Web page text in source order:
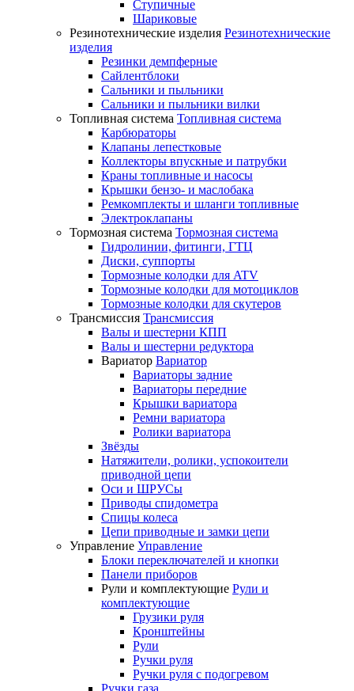
Ступичные
Шариковые
Резинотехнические изделия Резинотехнические
изделия
Резинки демпферные
Сайлентблоки
Сальники и пыльники
Сальники и пыльники вилки
Топливная система Топливная система
Карбюраторы
Клапаны лепестковые
Коллекторы впускные и патрубки
Краны топливные и насосы
Крышки бензо- и маслобака
Ремкомплекты и шланги топливные
Электроклапаны
Тормозная система Тормозная система
Гидролинии, фитинги, ГТЦ
Диски, суппорты
Тормозные колодки для ATV
Тормозные колодки для мотоциклов
Тормозные колодки для скутеров
Трансмиссия Трансмиссия
Валы и шестерни КПП
Валы и шестерни редуктора
Вариатор Вариатор
Вариаторы задние
Вариаторы передние
Крышки вариатора
Ремни вариатора
Ролики вариатора
Звёзды
Натяжители, ролики, успокоители
приводной цепи
Оси и ШРУСы
Приводы спидометра
Спицы колеса
Цепи приводные и замки цепи
Управление Управление
Блоки переключателей и кнопки
Панели приборов
Рули и комплектующие Рули и
комплектующие
Грузики руля
Кронштейны
Рули
Ручки руля
Ручки руля с подогревом
Ручки газа